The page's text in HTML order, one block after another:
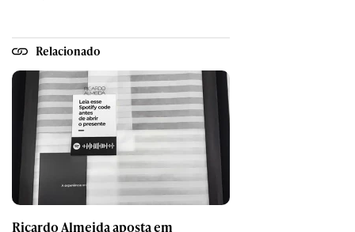
Relacionado
Ricardo Almeida aposta em